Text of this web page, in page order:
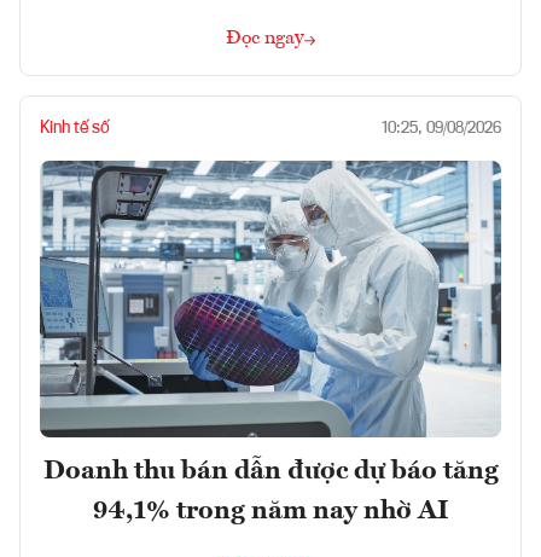
Đọc ngay
Kinh tế số 10:25, 09/08/2026
Doanh thu bán dẫn được dự báo tăng
94,1% trong năm nay nhờ AI